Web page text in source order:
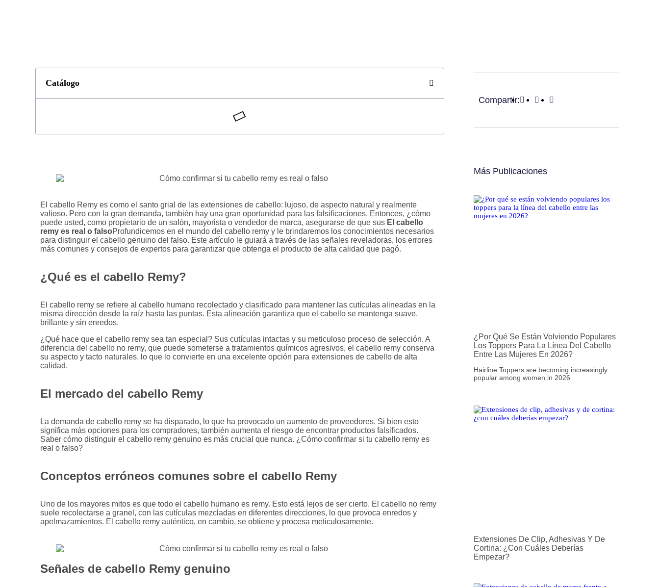
Catálogo
El cabello Remy es como el santo grial de las extensiones de cabello: lujoso, de aspecto natural y realmente
valioso. Pero con la gran demanda, también hay una gran oportunidad para las falsificaciones. Entonces, ¿cómo
puede usted, como propietario de un salón, mayorista o vendedor de marca, asegurarse de que sus El cabello
remy es real o falsoProfundicemos en el mundo del cabello remy y le brindaremos los conocimientos necesarios
para distinguir el cabello genuino del falso. Este artículo le guiará a través de las señales reveladoras, los errores
más comunes y consejos de expertos para garantizar que obtenga el producto de alta calidad que pagó.
¿Qué es el cabello Remy?
El cabello remy se refiere al cabello humano recolectado y clasificado para mantener las cutículas alineadas en la
misma dirección desde la raíz hasta las puntas. Esta alineación garantiza que el cabello se mantenga suave,
brillante y sin enredos.
¿Qué hace que el cabello remy sea tan especial? Sus cutículas intactas y su meticuloso proceso de selección. A
diferencia del cabello no remy, que puede someterse a tratamientos químicos agresivos, el cabello remy conserva
su aspecto y tacto naturales, lo que lo convierte en una excelente opción para extensiones de cabello de alta
calidad.
El mercado del cabello Remy
La demanda de cabello remy se ha disparado, lo que ha provocado un aumento de proveedores. Si bien esto
significa más opciones para los compradores, también aumenta el riesgo de encontrar productos falsificados.
Saber cómo distinguir el cabello remy genuino es más crucial que nunca. ¿Cómo confirmar si tu cabello remy es
real o falso?
Conceptos erróneos comunes sobre el cabello Remy
Uno de los mayores mitos es que todo el cabello humano es remy. Esto está lejos de ser cierto. El cabello no remy
suele recolectarse a granel, con las cutículas mezcladas en diferentes direcciones, lo que provoca enredos y
apelmazamientos. El cabello remy auténtico, en cambio, se obtiene y procesa meticulosamente.
Señales de cabello Remy genuino
Compartir:
Más Publicaciones
¿Por Qué Se Están Volviendo Populares
Los Toppers Para La Línea Del Cabello
Entre Las Mujeres En 2026?
Hairline Toppers are becoming increasingly
popular among women in 2026
Extensiones De Clip, Adhesivas Y De
Cortina: ¿con Cuáles Deberías
Empezar?